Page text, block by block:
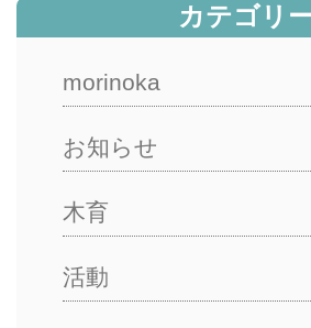
カテゴリ
morinoka
お知らせ
木育
活動